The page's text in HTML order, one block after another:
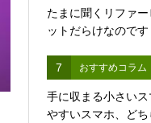
たまに聞くリファ
ットだらけなのです
7 おすすめコラム
手に収まる小さい
やすいスマホ、どち